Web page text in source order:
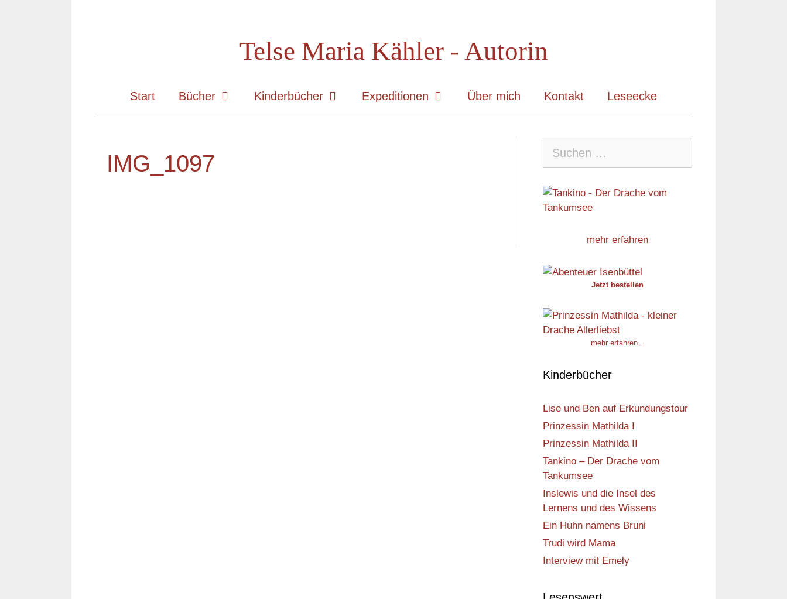
Telse Maria Kähler - Autorin
Start Bücher Kinderbücher Expeditionen Über mich Kontakt Leseecke
IMG_1097
nach:
mehr erfahren
Jetzt bestellen
mehr erfahren...
Kinderbücher
Lise und Ben auf Erkundungstour
Prinzessin Mathilda I
Prinzessin Mathilda II
Tankino – Der Drache vom
Tankumsee
Inslewis und die Insel des
Lernens und des Wissens
Ein Huhn namens Bruni
Trudi wird Mama
Interview mit Emely